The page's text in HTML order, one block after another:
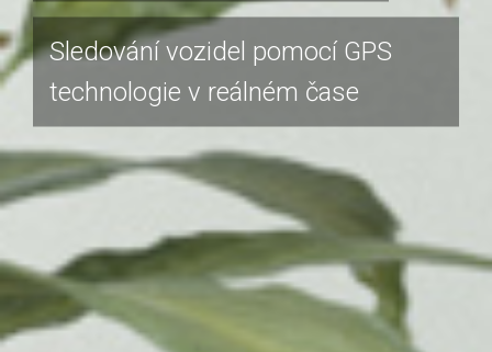
Sledování vozidel pomocí GPS
technologie v reálném čase